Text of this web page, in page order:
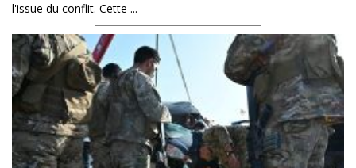
l'issue du conflit. Cette ...